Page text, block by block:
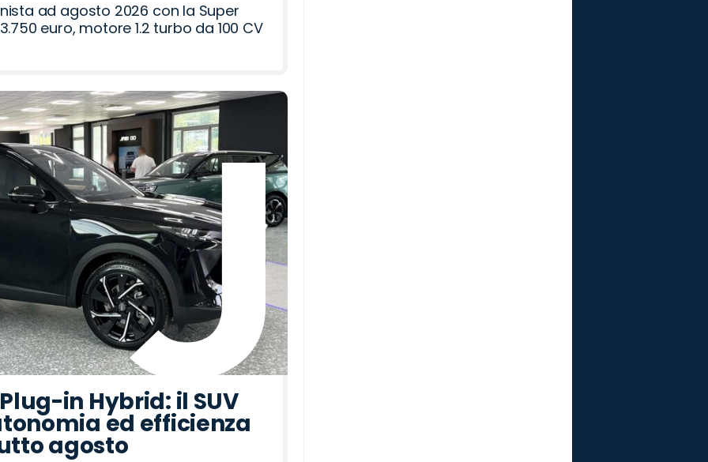
ad agosto 2026 con la Super
euro, motore 1.2 turbo da 100 CV
in Hybrid: il SUV
ed efficienza
agosto